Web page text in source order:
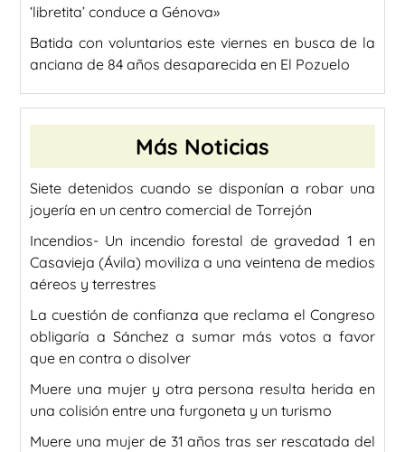
‘libretita’ conduce a Génova»
Batida con voluntarios este viernes en busca de la
anciana de 84 años desaparecida en El Pozuelo
Más Noticias
Siete detenidos cuando se disponían a robar una
joyería en un centro comercial de Torrejón
Incendios- Un incendio forestal de gravedad 1 en
Casavieja (Ávila) moviliza a una veintena de medios
aéreos y terrestres
La cuestión de confianza que reclama el Congreso
obligaría a Sánchez a sumar más votos a favor
que en contra o disolver
Muere una mujer y otra persona resulta herida en
una colisión entre una furgoneta y un turismo
Muere una mujer de 31 años tras ser rescatada del